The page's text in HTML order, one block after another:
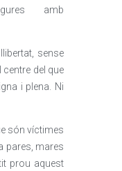
amb
sense
del que
i plena. Ni
són víctimes
pares, mares
prou aquest